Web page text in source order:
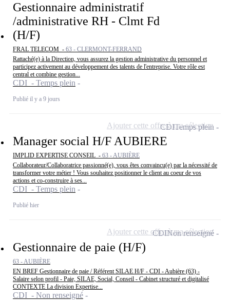
Gestionnaire administratif
/administrative RH - Clmt Fd
(H/F)
FRAL TELECOM - 63 - CLERMONT-FERRAND
Rattaché(e) à la Direction, vous assurez la gestion administrative du personnel et
participez activement au développement des talents de l'entreprise. Votre rôle est
central et combine gestion...
CDI - Temps plein
Publié il y a 9 jours
Manager social H/F AUBIERE
IMPLID EXPERTISE CONSEIL - 63 - AUBIÈRE
Collaborateur/Collaboratrice passionné(e), vous êtes convaincu(e) par la nécessité de
transformer votre métier ! Vous souhaitez positionner le client au coeur de vos
actions et co-construire à ses...
CDI - Temps plein
Publié hier
CDITemps plein
Ajouter cette offre à ma sélection
Gestionnaire de paie (H/F)
63 - AUBIÈRE
EN BREF Gestionnaire de paie / Référent SILAE H/F - CDI - Aubière (63) -
Salaire selon profil - Paie, SILAE, Social, Conseil - Cabinet structuré et digitalisé
CONTEXTE La division Expertise...
CDI - Non renseigné
CDINon renseigné
Ajouter cette offre à ma sélection